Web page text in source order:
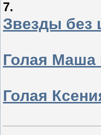
7.
Звезды без
Голая Маша
Голая